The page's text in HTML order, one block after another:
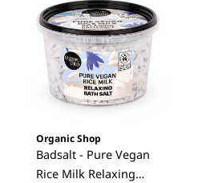
Organic Shop
Badsalt - Pure Vegan
Rice Milk Relaxing